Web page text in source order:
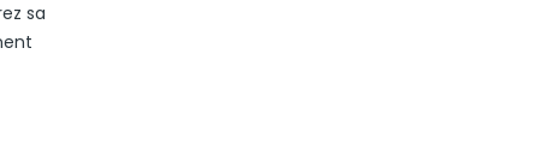
sa